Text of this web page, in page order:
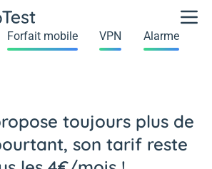
Forfait mobile VPN Alarme
toujours plus de
son tarif reste